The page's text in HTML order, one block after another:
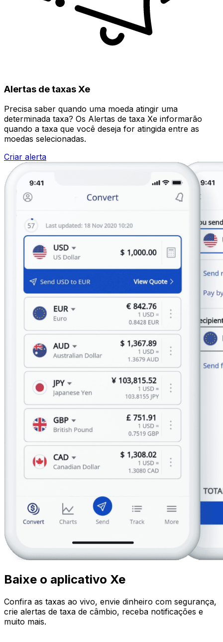
Alertas de taxas Xe
Precisa saber quando uma moeda atingir uma
determinada taxa? Os Alertas de taxa Xe informarão
quando a taxa que você deseja for atingida entre as
moedas selecionadas.
Criar alerta
Baixe o aplicativo Xe
Confira as taxas ao vivo, envie dinheiro com segurança,
crie alertas de taxa de câmbio, receba notificações e
muito mais.